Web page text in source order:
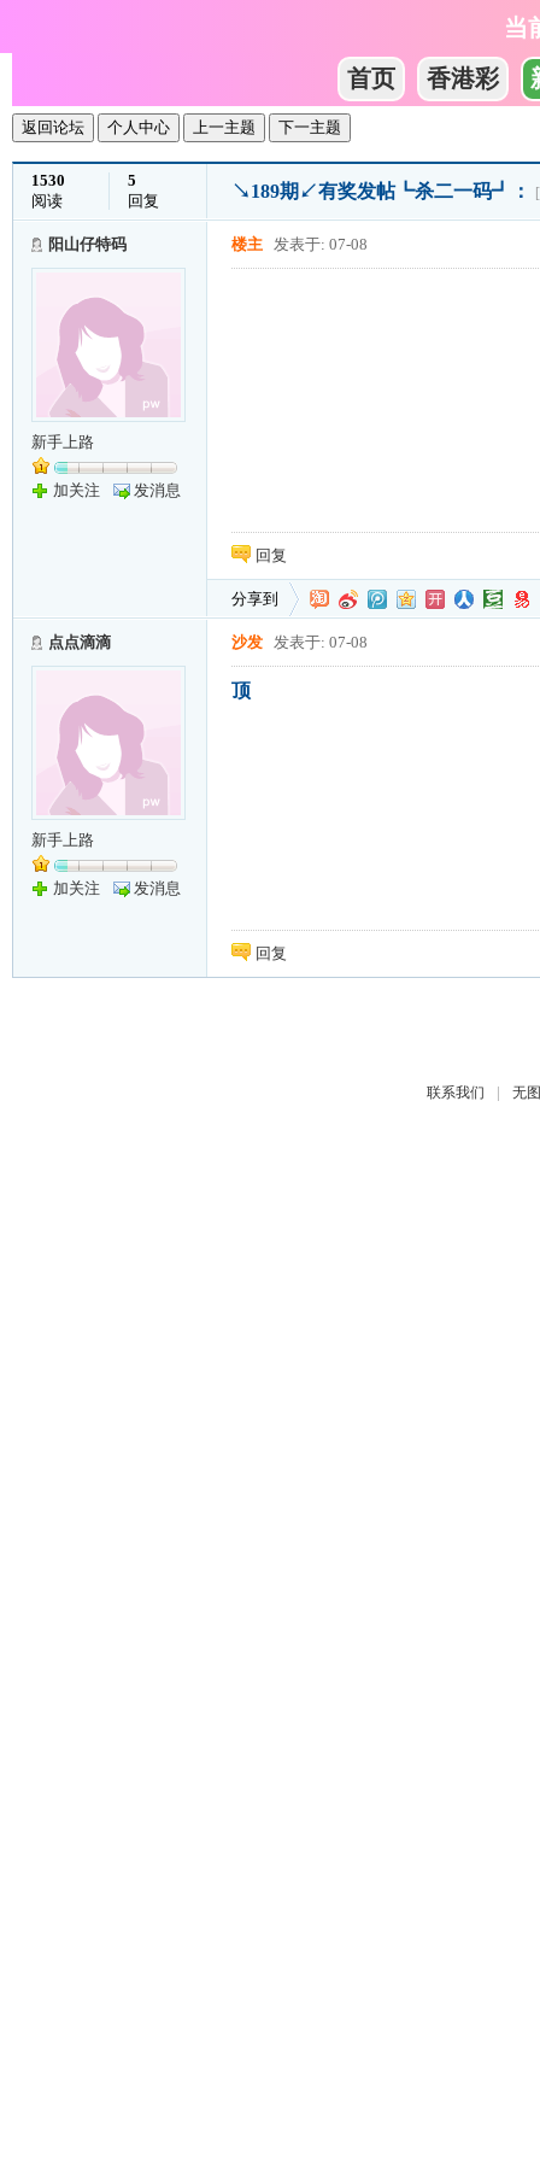
当
首页
香港彩
返回论坛 个人中心 上一主题 下一主题
1530
阅读
5
回复
↘189期↙有奖发帖┗杀二一码┛：
阳山仔特码
新手上路
加关注 发消息
楼主 发表于: 07-08
回复
分享到
点点滴滴
新手上路
加关注 发消息
沙发 发表于: 07-08
顶
回复
联系我们 | 无